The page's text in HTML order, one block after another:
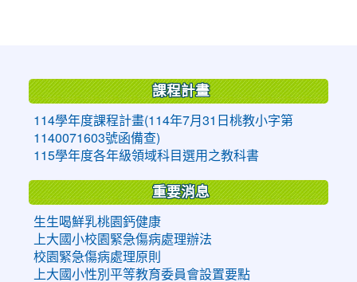
課程計畫
114學年度課程計畫(114年7月31日桃教小字第
1140071603號函備查)
115學年度各年級領域科目選用之教科書
重要消息
生生喝鮮乳桃園鈣健康
上大國小校園緊急傷病處理辦法
校園緊急傷病處理原則
上大國小性別平等教育委員會設置要點